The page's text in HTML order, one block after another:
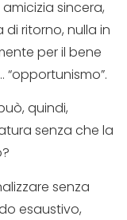
sincera,
ritorno, nulla in
per il bene
“opportunismo”.
quindi,
senza che la
senza
esaustivo,